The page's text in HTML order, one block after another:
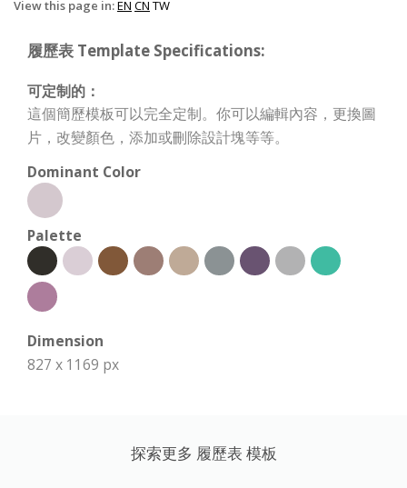
View this page in:EN CN TW
履歷表 Template Specifications:
可定制的：
這個簡歷模板可以完全定制。你可以編輯內容，更換圖
片，改變顏色，添加或刪除設計塊等等。
Dominant Color
Palette
Dimension
827 x 1169 px
探索更多 履歷表 模板